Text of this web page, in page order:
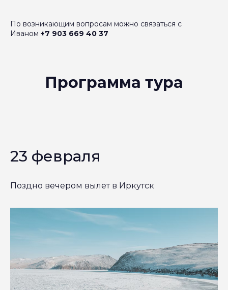
По возникающим вопросам можно связаться с
Иваном +7 903 669 40 37
Программа тура
23 февраля
Поздно вечером вылет в Иркутск